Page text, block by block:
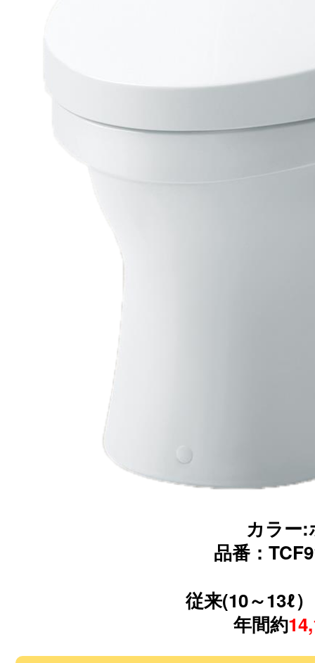
カラー
品番：
従来(10～13ℓ
年間約